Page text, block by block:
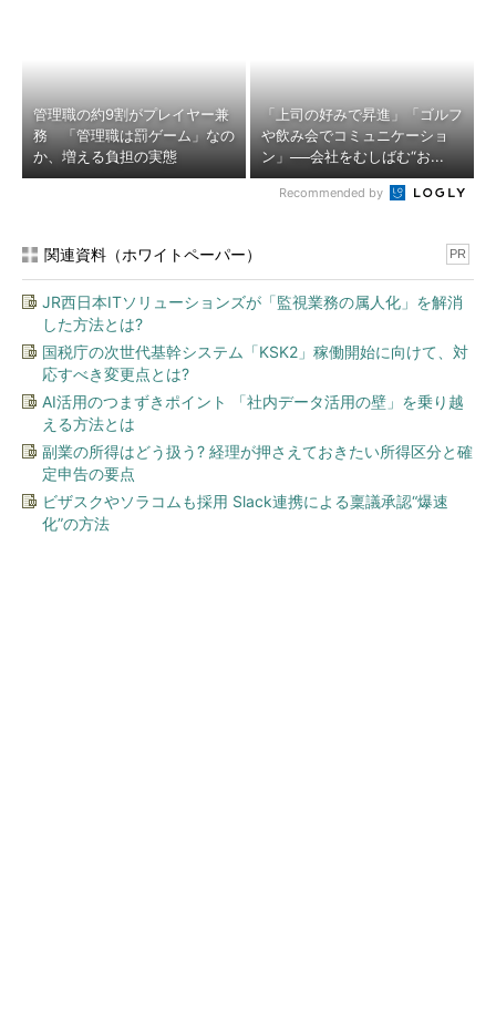
管理職の約9割がプレイヤー兼
務 「管理職は罰ゲーム」なの
か、増える負担の実態
「上司の好みで昇進」「ゴルフ
や飲み会でコミュニケーショ
ン」──会社をむしばむ“お...
Recommended by
関連資料（ホワイトペーパー） PR
JR西日本ITソリューションズが「監視業務の属人化」を解消
した方法とは?
国税庁の次世代基幹システム「KSK2」稼働開始に向けて、対
応すべき変更点とは?
AI活用のつまずきポイント 「社内データ活用の壁」を乗り越
える方法とは
副業の所得はどう扱う? 経理が押さえておきたい所得区分と確
定申告の要点
ビザスクやソラコムも採用 Slack連携による稟議承認“爆速
化”の方法